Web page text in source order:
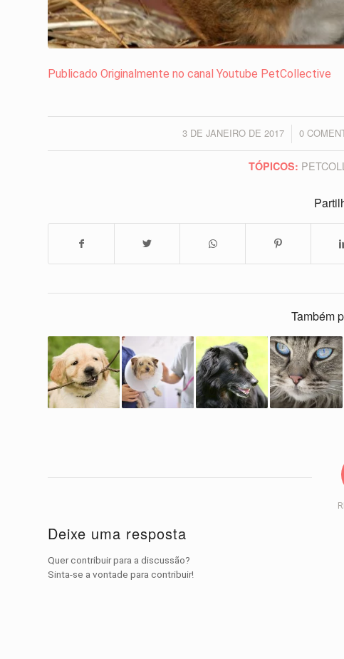
Publicado Originalmente no canal Youtube PetCollective
3 DE JANEIRO DE 2017
/ 0 /
TÓPICOS:
Também
Deixe uma resposta
Quer contribuir para a discussão?
Sinta-se a vontade para contribuir!